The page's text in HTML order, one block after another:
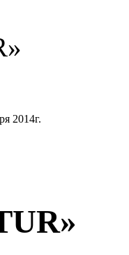
2014г.